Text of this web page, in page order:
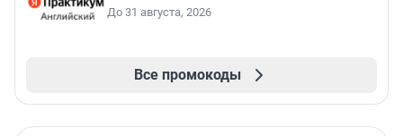
До 31 августа, 2026
Все промокоды